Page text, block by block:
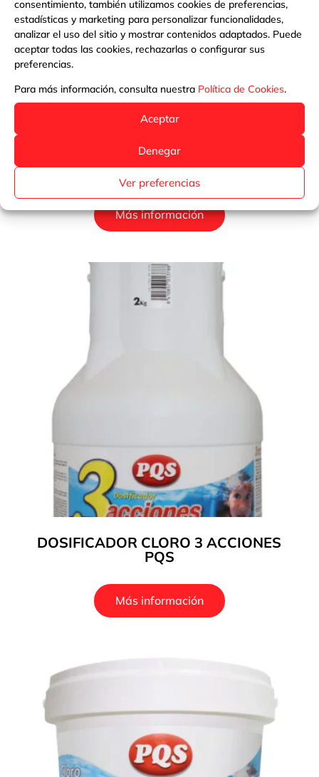
consentimiento, también utilizamos cookies de preferencias,
estadísticas y marketing para personalizar funcionalidades,
analizar el uso del sitio y mostrar contenidos adaptados. Puede
aceptar todas las cookies, rechazarlas o configurar sus
preferencias.
Para más información, consulta nuestra Política de Cookies.
Aceptar
Denegar
Ver preferencias
CLORADOR SALINO PQS SALT X
Más información
DOSIFICADOR CLORO 3 ACCIONES
PQS
Más información